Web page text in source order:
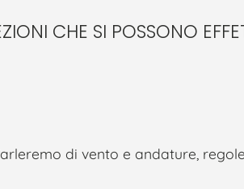
CHE SI POSSONO
Parleremo di vento e andature,